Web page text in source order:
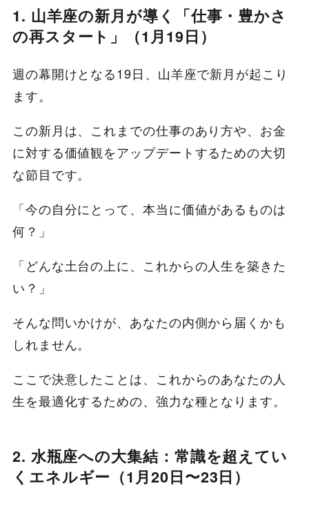
1. 山羊座の新月が導く「仕事・豊かさ
の再スタート」（1月19日）
週の幕開けとなる19日、山羊座で新月が起こり
ます。
この新月は、これまでの仕事のあり方や、お金
に対する価値観をアップデートするための大切
な節目です。
「今の自分にとって、本当に価値があるものは
何？」
「どんな土台の上に、これからの人生を築きた
い？」
そんな問いかけが、あなたの内側から届くかも
しれません。
ここで決意したことは、これからのあなたの人
生を最適化するための、強力な種となります。
2. 水瓶座への大集結：常識を超えてい
くエネルギー（1月20日〜23日）